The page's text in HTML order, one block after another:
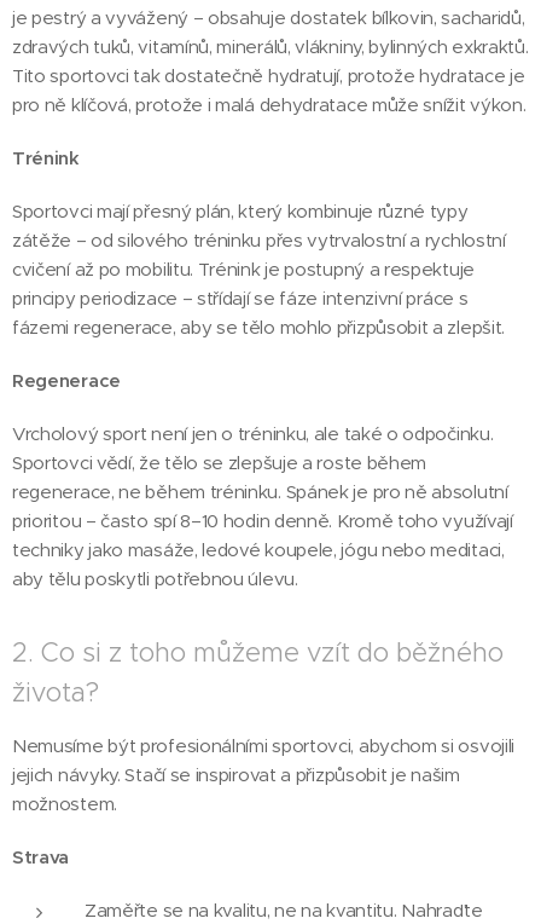
je pestrý a vyvážený – obsahuje dostatek bílkovin, sacharidů,
zdravých tuků, vitamínů, minerálů, vlákniny, bylinných exkraktů.
Tito sportovci tak dostatečně hydratují, protože hydratace je
pro ně klíčová, protože i malá dehydratace může snížit výkon.
Trénink
Sportovci mají přesný plán, který kombinuje různé typy
zátěže – od silového tréninku přes vytrvalostní a rychlostní
cvičení až po mobilitu. Trénink je postupný a respektuje
principy periodizace – střídají se fáze intenzivní práce s
fázemi regenerace, aby se tělo mohlo přizpůsobit a zlepšit.
Regenerace
Vrcholový sport není jen o tréninku, ale také o odpočinku.
Sportovci vědí, že tělo se zlepšuje a roste během
regenerace, ne během tréninku. Spánek je pro ně absolutní
prioritou – často spí 8–10 hodin denně. Kromě toho využívají
techniky jako masáže, ledové koupele, jógu nebo meditaci,
aby tělu poskytli potřebnou úlevu.
2. Co si z toho můžeme vzít do běžného
života?
Nemusíme být profesionálními sportovci, abychom si osvojili
jejich návyky. Stačí se inspirovat a přizpůsobit je našim
možnostem.
Strava
Zaměřte se na kvalitu, ne na kvantitu. Nahraďte